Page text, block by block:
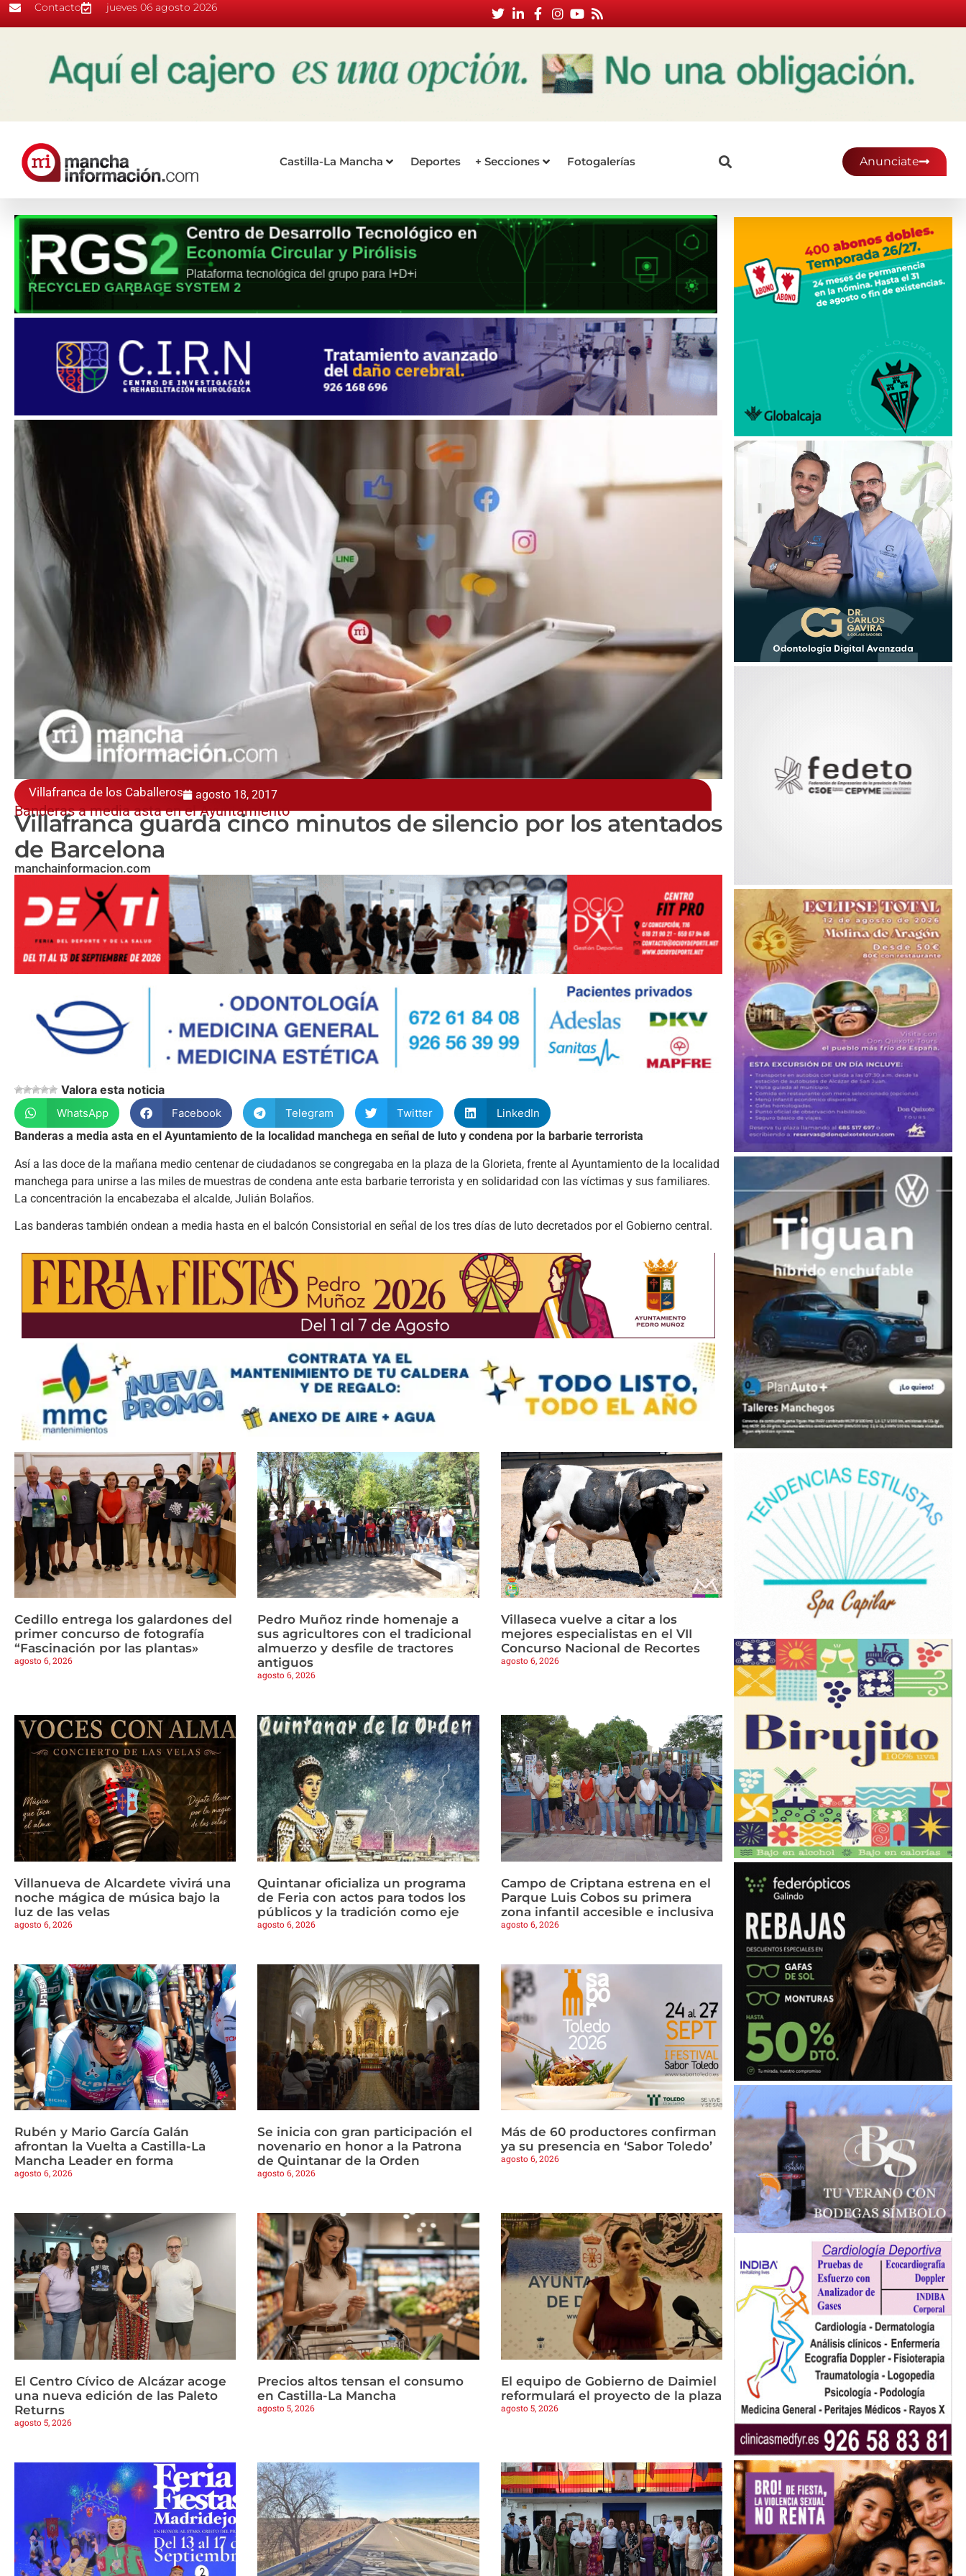
Contacto jueves 06 agosto 2026
Castilla-La Mancha Deportes + Secciones Fotogalerías Anunciate
Villafranca de los Caballeros agosto 18, 2017
Banderas a media asta en el Ayuntamiento
Villafranca guarda cinco minutos de silencio por los atentados
de Barcelona
manchainformacion.com
Valora esta noticia
WhatsApp Facebook Telegram Twitter
LinkedIn
Banderas a media asta en el Ayuntamiento de la localidad manchega en señal de luto y condena por la barbarie terrorista
Así a las doce de la mañana medio centenar de ciudadanos se congregaba en la plaza de la Glorieta, frente al Ayuntamiento de la localidad
manchega para unirse a las miles de muestras de condena ante esta barbarie terrorista y en solidaridad con las víctimas y sus familiares.
La concentración la encabezaba el alcalde, Julián Bolaños.
Las banderas también ondean a media hasta en el balcón Consistorial en señal de los tres días de luto decretados por el Gobierno central.
Cedillo entrega los galardones del
primer concurso de fotografía
“Fascinación por las plantas»
agosto 6, 2026
Pedro Muñoz rinde homenaje a
sus agricultores con el tradicional
almuerzo y desfile de tractores
antiguos
agosto 6, 2026
Villaseca vuelve a citar a los
mejores especialistas en el VII
Concurso Nacional de Recortes
agosto 6, 2026
Villanueva de Alcardete vivirá una
noche mágica de música bajo la
luz de las velas
agosto 6, 2026
Quintanar oficializa un programa
de Feria con actos para todos los
públicos y la tradición como eje
agosto 6, 2026
Campo de Criptana estrena en el
Parque Luis Cobos su primera
zona infantil accesible e inclusiva
agosto 6, 2026
Rubén y Mario García Galán
afrontan la Vuelta a Castilla-La
Mancha Leader en forma
agosto 6, 2026
Se inicia con gran participación el
novenario en honor a la Patrona
de Quintanar de la Orden
agosto 6, 2026
Más de 60 productores confirman
ya su presencia en ‘Sabor Toledo’
agosto 6, 2026
El Centro Cívico de Alcázar acoge
una nueva edición de las Paleto
Returns
agosto 5, 2026
Precios altos tensan el consumo
en Castilla-La Mancha
agosto 5, 2026
El equipo de Gobierno de Daimiel
reformulará el proyecto de la plaza
agosto 5, 2026